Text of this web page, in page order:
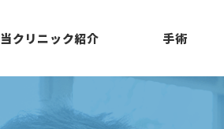
当クリニック紹介 手術